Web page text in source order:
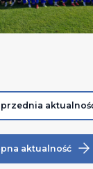
aktualność